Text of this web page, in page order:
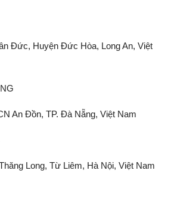
Đức, Huyện Đức Hòa, Long An, Việt
An Đồn, TP. Đà Nẵng, Việt Nam
Long, Từ Liêm, Hà Nội, Việt Nam